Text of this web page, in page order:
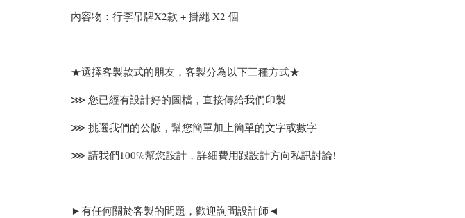
內容物：行李吊牌X2款 + 掛繩 X2 個
★選擇客製款式的朋友，客製分為以下三種方式★
⋙ 您已經有設計好的圖檔，直接傳給我們印製
⋙ 挑選我們的公版，幫您簡單加上簡單的文字或數字
⋙ 請我們100%幫您設計，詳細費用跟設計方向私訊討論!
►有任何關於客製的問題，歡迎詢問設計師◄